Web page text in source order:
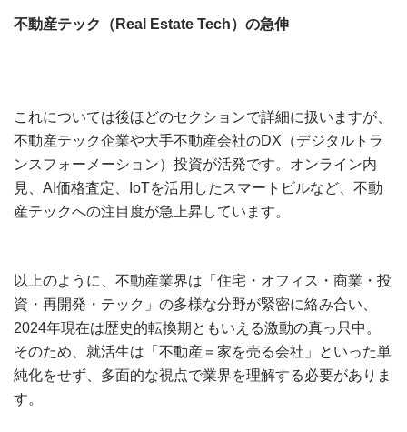
不動産テック（Real Estate Tech）の急伸
これについては後ほどのセクションで詳細に扱いますが、
不動産テック企業や大手不動産会社のDX（デジタルトラ
ンスフォーメーション）投資が活発です。オンライン内
見、AI価格査定、IoTを活用したスマートビルなど、不動
産テックへの注目度が急上昇しています。
以上のように、不動産業界は「住宅・オフィス・商業・投
資・再開発・テック」の多様な分野が緊密に絡み合い、
2024年現在は歴史的転換期ともいえる激動の真っ只中。
そのため、就活生は「不動産＝家を売る会社」といった単
純化をせず、多面的な視点で業界を理解する必要がありま
す。